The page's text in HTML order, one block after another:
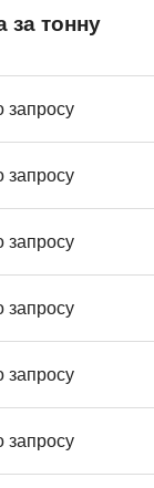
за тонну
запросу
запросу
запросу
запросу
запросу
запросу